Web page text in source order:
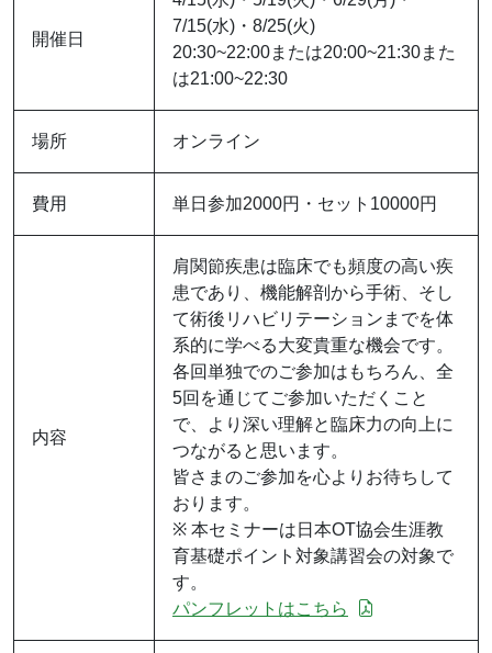
開催日
7/15(水)・8/25(火)
20:30~22:00または20:00~21:30また
は21:00~22:30
場所 オンライン
費用 単日参加2000円・セット10000円
内容
肩関節疾患は臨床でも頻度の高い疾
患であり、機能解剖から手術、そし
て術後リハビリテーションまでを体
系的に学べる大変貴重な機会です。
各回単独でのご参加はもちろん、全
5回を通じてご参加いただくこと
で、より深い理解と臨床力の向上に
つながると思います。
皆さまのご参加を心よりお待ちして
おります。
※ 本セミナーは日本OT協会生涯教
育基礎ポイント対象講習会の対象で
す。
パンフレットはこちら